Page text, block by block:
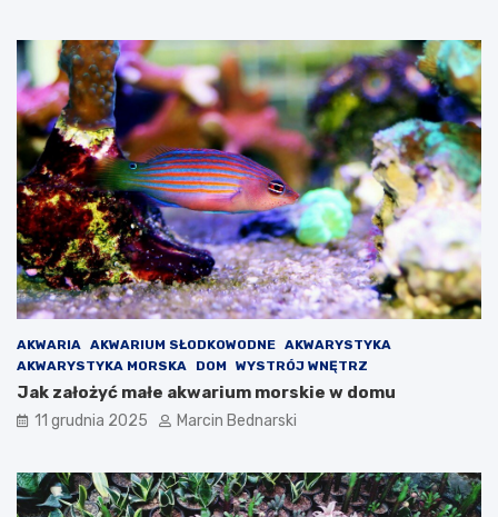
AKWARIA AKWARIUM SŁODKOWODNE AKWARYSTYKA
AKWARYSTYKA MORSKA
DOM WYSTRÓJ WNĘTRZ
Jak założyć małe akwarium morskie w domu
11 grudnia 2025 Marcin Bednarski